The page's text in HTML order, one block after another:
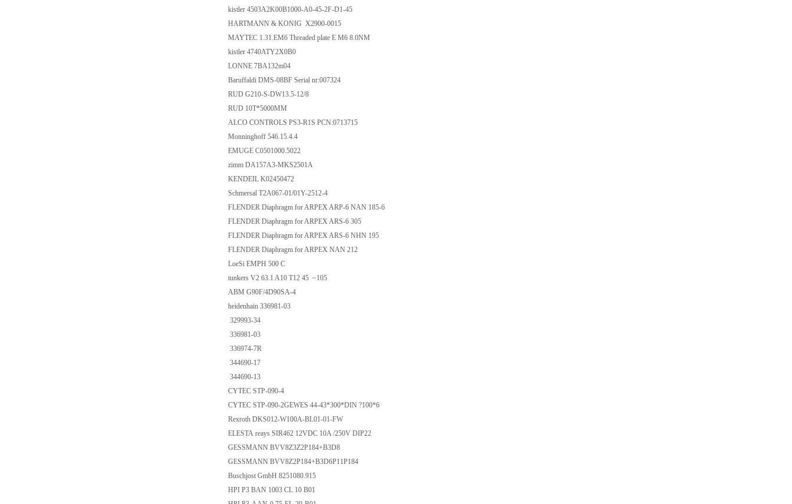
kistler 4503A2K00B1000-A0-45-2F-D1-45
HARTMANN & KONIG X2900-0015
MAYTEC 1.31.EM6 Threaded plate E M6 8.0NM
kistler 4740ATY2X0B0
LONNE 7BA132m04
Baruffaldi DMS-08BF Serial nr:007324
RUD G210-S-DW13.5-12/8
RUD 10T*5000MM
ALCO CONTROLS PS3-R1S PCN:0713715
Monninghoff 546.15.4.4
EMUGE C0501000.5022
zimm DA157A3-MKS2501A
KENDEIL K02450472
Schmersal T2A067-01/01Y-2512-4
FLENDER Diaphragm for ARPEX ARP-6 NAN 185-6
FLENDER Diaphragm for ARPEX ARS-6 305
FLENDER Diaphragm for ARPEX ARS-6 NHN 195
FLENDER Diaphragm for ARPEX NAN 212
LoeSi EMPH 500 C
tunkers V2 63.1 A10 T12 45 ~105
ABM G90F/4D90SA-4
heidenhain 336981-03
329993-34
336981-03
336974-7R
344690-17
344690-13
CYTEC STP-090-4
CYTEC STP-090-2GEWES 44-43*300*DIN ?100*6
Rexroth DKS012-W100A-BL01-01-FW
ELESTA reays SIR462 12VDC 10A /250V DIP22
GESSMANN BVV8Z3Z2P184+B3D8
GESSMANN BVV8Z2P184+B3D6P11P184
Buschjost GmbH 8251080.915
HPI P3 BAN 1003 CL 10 B01